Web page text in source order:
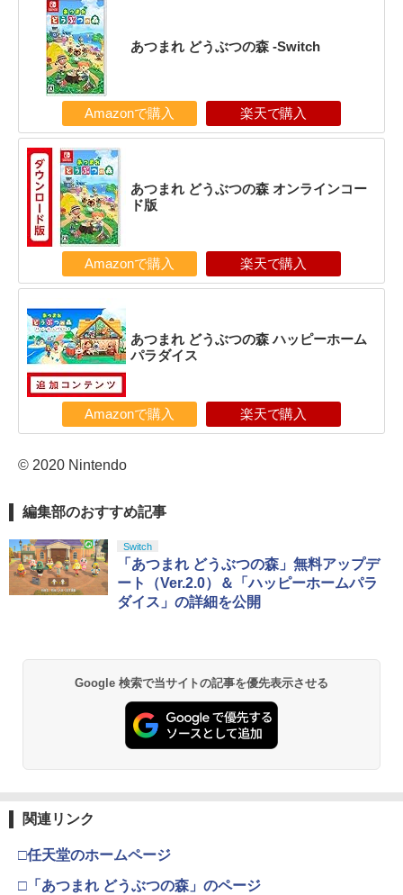
あつまれ どうぶつの森 -Switch
Amazonで購入 楽天で購入
あつまれ どうぶつの森 オンラインコー
ド版
Amazonで購入 楽天で購入
あつまれ どうぶつの森 ハッピーホーム
パラダイス
Amazonで購入 楽天で購入
© 2020 Nintendo
編集部のおすすめ記事
Switch
「あつまれ どうぶつの森」無料アップデ
ート（Ver.2.0）＆「ハッピーホームパラ
ダイス」の詳細を公開
Google 検索で当サイトの記事を優先表示させる
関連リンク
□任天堂のホームページ
□「あつまれ どうぶつの森」のページ